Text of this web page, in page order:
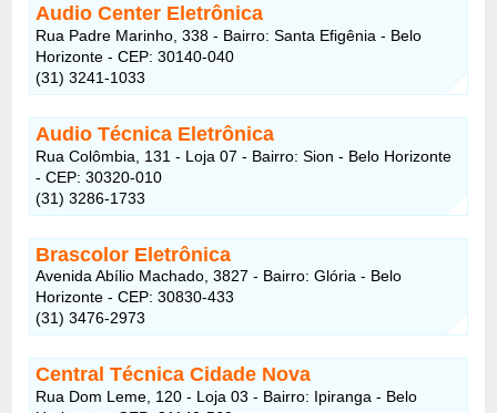
Audio Center Eletrônica
Rua Padre Marinho, 338 - Bairro: Santa Efigênia - Belo
Horizonte - CEP: 30140-040
(31) 3241-1033
Audio Técnica Eletrônica
Rua Colômbia, 131 - Loja 07 - Bairro: Sion - Belo Horizonte
- CEP: 30320-010
(31) 3286-1733
Brascolor Eletrônica
Avenida Abílio Machado, 3827 - Bairro: Glória - Belo
Horizonte - CEP: 30830-433
(31) 3476-2973
Central Técnica Cidade Nova
Rua Dom Leme, 120 - Loja 03 - Bairro: Ipiranga - Belo